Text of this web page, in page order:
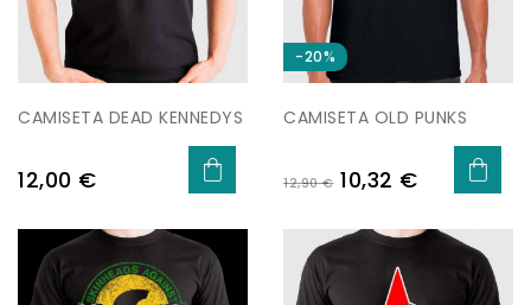
CAMISETA DEAD KENNEDYS
Preu
12,00 €
-20%
CAMISETA OLD PUNKS
Preu
12,90 € Preu
10,32 €